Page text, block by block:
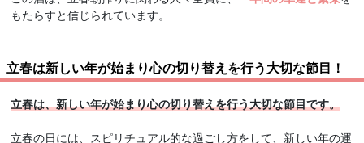
もたらすと信じられています。
立春は新しい年が始まり心の切り替えを行う大切な節目！
立春は、新しい年が始まり心の切り替えを行う大切な節目です。
立春の日には、スピリチュアル的な過ごし方をして、新しい年の運